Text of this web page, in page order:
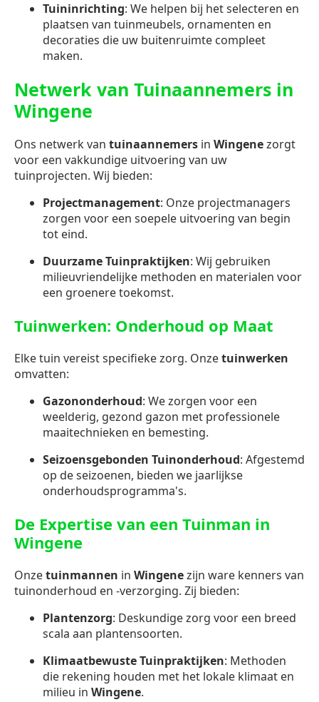
Tuininrichting: We helpen bij het selecteren en
plaatsen van tuinmeubels, ornamenten en
decoraties die uw buitenruimte compleet
maken.
Netwerk van Tuinaannemers in
Wingene
Ons netwerk van tuinaannemers in Wingenezorgt
voor een vakkundige uitvoering van uw
tuinprojecten. Wij bieden:
Projectmanagement: Onze projectmanagers
zorgen voor een soepele uitvoering van begin
tot eind.
Duurzame Tuinpraktijken: Wij gebruiken
milieuvriendelijke methoden en materialen voor
een groenere toekomst.
Tuinwerken: Onderhoud op Maat
Elke tuin vereist specifieke zorg. Onzetuinwerken
omvatten:
Gazononderhoud: We zorgen voor een
weelderig, gezond gazon met professionele
maaitechnieken en bemesting.
Seizoensgebonden Tuinonderhoud: Afgestemd
op de seizoenen, bieden we jaarlijkse
onderhoudsprogramma's.
De Expertise van een Tuinman in
Wingene
Onzetuinmannen in Wingenezijn ware kenners van
tuinonderhoud en -verzorging. Zij bieden:
Plantenzorg: Deskundige zorg voor een breed
scala aan plantensoorten.
Klimaatbewuste Tuinpraktijken: Methoden
die rekening houden met het lokale klimaat en
milieu in Wingene.